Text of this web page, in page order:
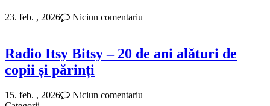
23. feb. , 2026 Niciun comentariu
Radio Itsy Bitsy – 20 de ani alături de
copii și părinți
15. feb. , 2026
Niciun comentariu